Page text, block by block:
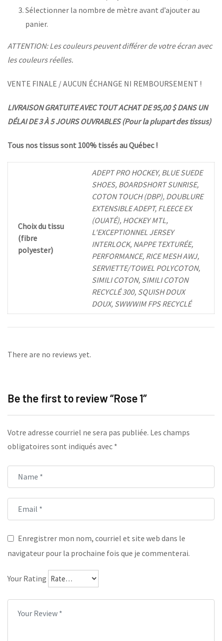
Sélectionner la nombre de mètre avant d’ajouter au
panier.
ATTENTION: Les couleurs peuvent différer de votre écran avec
les couleurs réelles.
VENTE FINALE / AUCUN ÉCHANGE NI REMBOURSEMENT !
LIVRAISON GRATUITE AVEC TOUT ACHAT DE 95,00 $ DANS UN
DÉLAI DE 3 À 5 JOURS OUVRABLES (Pour la plupart des tissus)
Tous nos tissus sont 100% tissés au Québec !
Choix du tissu
(fibre
polyester)
ADEPT PRO HOCKEY, BLUE SUEDE
SHOES, BOARDSHORT SUNRISE,
COTON TOUCH (DBP), DOUBLURE
EXTENSIBLE ADEPT, FLEECE EX
(OUATÉ), HOCKEY MTL,
L'EXCEPTIONNEL JERSEY
INTERLOCK, NAPPE TEXTURÉE,
PERFORMANCE, RICE MESH AWJ,
SERVIETTE/TOWEL POLYCOTON,
SIMILI COTON, SIMILI COTON
RECYCLÉ 300, SQUISH DOUX
DOUX, SWWWIM FPS RECYCLÉ
There are no reviews yet.
Be the first to review “Rose 1”
Votre adresse courriel ne sera pas publiée. Les champs
obligatoires sont indiqués avec *
Enregistrer mon nom, courriel et site web dans le
navigateur pour la prochaine fois que je commenterai.
Your Rating